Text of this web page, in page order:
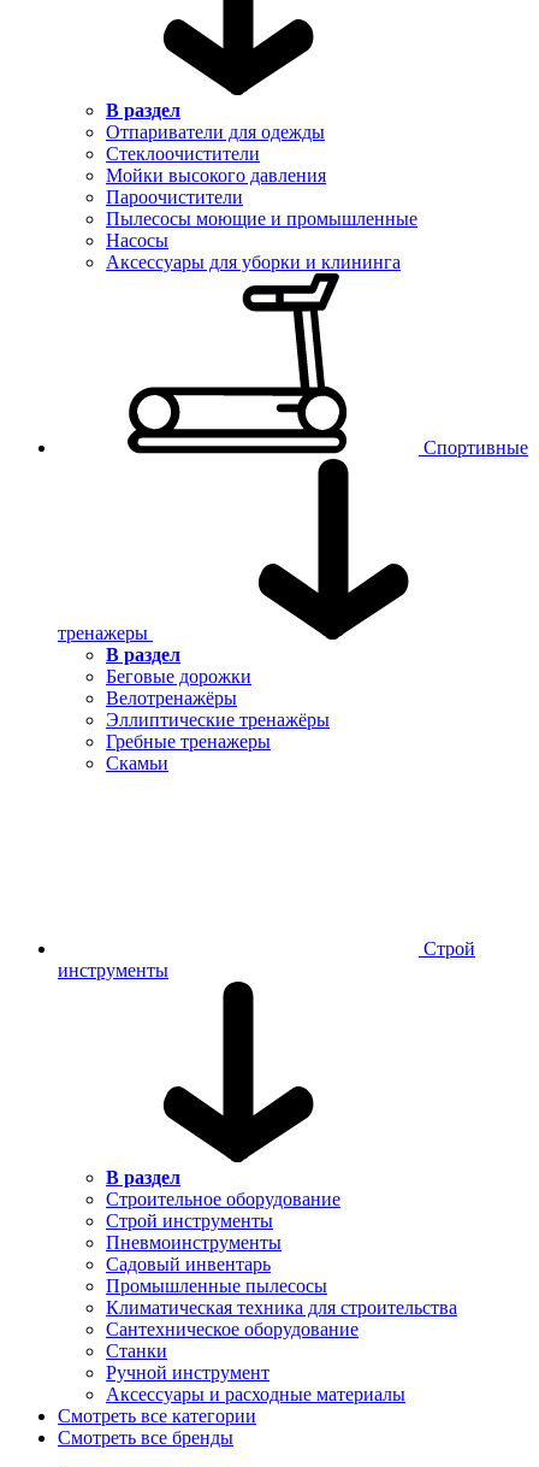
В раздел
Отпариватели для одежды
Стеклоочистители
Мойки высокого давления
Пароочистители
Пылесосы моющие и промышленные
Насосы
Аксессуары для уборки и клининга
Спортивные
тренажеры
В раздел
Беговые дорожки
Велотренажёры
Эллиптические тренажёры
Гребные тренажеры
Скамьи
Строй
инструменты
В раздел
Строительное оборудование
Строй инструменты
Пневмоинструменты
Садовый инвентарь
Промышленные пылесосы
Климатическая техника для строительства
Сантехническое оборудование
Станки
Ручной инструмент
Аксессуары и расходные материалы
Смотреть все категории
Смотреть все бренды